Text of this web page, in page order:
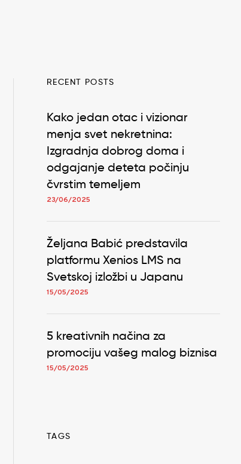
RECENT POSTS
Kako jedan otac i vizionar
menja svet nekretnina:
Izgradnja dobrog doma i
odgajanje deteta počinju
čvrstim temeljem
23/06/2025
Željana Babić predstavila
platformu Xenios LMS na
Svetskoj izložbi u Japanu
15/05/2025
5 kreativnih načina za
promociju vašeg malog biznisa
15/05/2025
TAGS